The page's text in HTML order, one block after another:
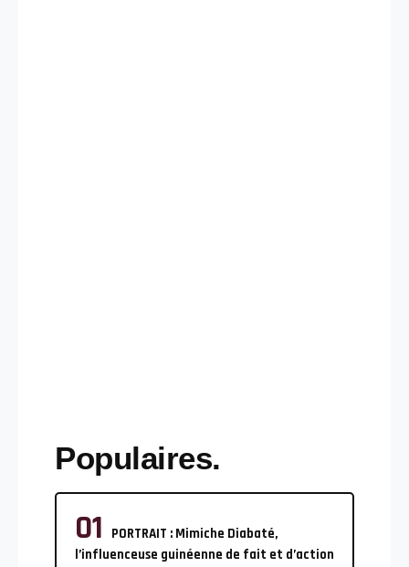
Populaires.
PORTRAIT : Mimiche Diabaté,
l’influenceuse guinéenne de fait et d’action